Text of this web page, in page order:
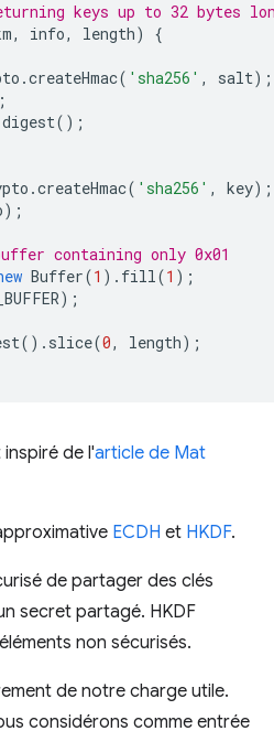
keys up to 32 bytes
, info, length)
{
.createHmac( 'sha256' , salt);
digest();
.createHmac( 'sha256' , key);
);
containing only 0x01
Buffer(1 ). fill(1 );
);
(). slice(0, length);
de l'article de Mat
ECDH et HKDF.
de partager des clés
secret partagé. HKDF
non sécurisés.
de notre charge utile.
considérons comme entrée